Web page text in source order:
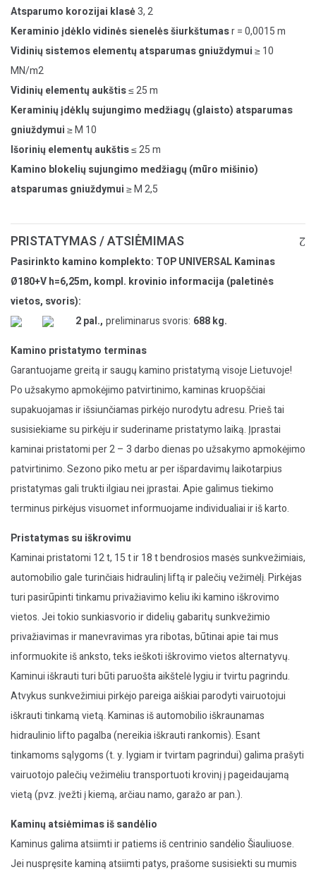
Atsparumo korozijai klasė3, 2
Keraminio įdėklo vidinės sienelės šiurkštumasr = 0,0015 m
Vidinių sistemos elementų atsparumas gniuždymui≥ 10
MN/m2
Vidinių elementų aukštis≤ 25 m
Keraminių įdėklų sujungimo medžiagų (glaisto) atsparumas
gniuždymui≥ M 10
Išorinių elementų aukštis≤ 25 m
Kamino blokelių sujungimo medžiagų (mūro mišinio)
atsparumas gniuždymui≥ M 2,5
PRISTATYMAS / ATSIĖMIMAS
Pasirinkto kamino komplekto: TOP UNIVERSAL Kaminas
Ø180+V h=6,25m, kompl. krovinio informacija (paletinės
vietos, svoris):
2 pal., preliminarus svoris: 688 kg.
Kamino pristatymo terminas
Garantuojame greitą ir saugų kamino pristatymą visoje Lietuvoje!
Po užsakymo apmokėjimo patvirtinimo, kaminas kruopščiai
supakuojamas ir išsiunčiamas pirkėjo nurodytu adresu. Prieš tai
susisiekiame su pirkėju ir suderiname pristatymo laiką. Įprastai
kaminai pristatomi per 2 – 3 darbo dienas po užsakymo apmokėjimo
patvirtinimo. Sezono piko metu ar per išpardavimų laikotarpius
pristatymas gali trukti ilgiau nei įprastai. Apie galimus tiekimo
terminus pirkėjus visuomet informuojame individualiai ir iš karto.
Pristatymas su iškrovimu
Kaminai pristatomi 12 t, 15 t ir 18 t bendrosios masės sunkvežimiais,
automobilio gale turinčiais hidraulinį liftą ir palečių vežimėlį. Pirkėjas
turi pasirūpinti tinkamu privažiavimo keliu iki kamino iškrovimo
vietos. Jei tokio sunkiasvorio ir didelių gabaritų sunkvežimio
privažiavimas ir manevravimas yra ribotas, būtinai apie tai mus
informuokite iš anksto, teks ieškoti iškrovimo vietos alternatyvų.
Kaminui iškrauti turi būti paruošta aikštelė lygiu ir tvirtu pagrindu.
Atvykus sunkvežimiui pirkėjo pareiga aiškiai parodyti vairuotojui
iškrauti tinkamą vietą. Kaminas iš automobilio iškraunamas
hidraulinio lifto pagalba (nereikia iškrauti rankomis). Esant
tinkamoms sąlygoms (t. y. lygiam ir tvirtam pagrindui) galima prašyti
vairuotojo palečių vežimėliu transportuoti krovinį į pageidaujamą
vietą (pvz. įvežti į kiemą, arčiau namo, garažo ar pan.).
Kaminų atsiėmimas iš sandėlio
Kaminus galima atsiimti ir patiems iš centrinio sandėlio Šiauliuose.
Jei nuspręsite kaminą atsiimti patys, prašome susisiekti su mumis